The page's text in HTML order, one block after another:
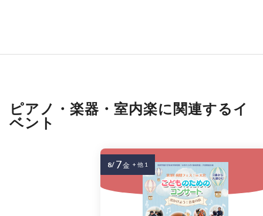
ピアノ・楽器・室内楽に関連するイ
ベント
8/ 7金 + 他 1